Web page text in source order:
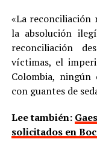
«La reconciliación
la absolución
reconciliación
víctimas, el
Colombia,
con guantes de
Lee también:
solicitados en